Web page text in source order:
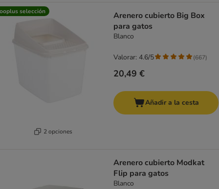
selección
2 opciones
Arenero cubierto Big Box
para gatos
Blanco
20,49 €
Valorar: 4.6/5 (667)
Añadir a la cesta
Arenero cubierto Modkat
Flip para gatos
Blanco